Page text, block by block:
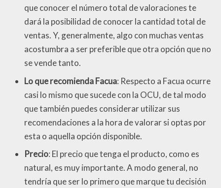
que conocer el número total de valoraciones te
dará la posibilidad de conocer la cantidad total de
ventas. Y, generalmente, algo con muchas ventas
acostumbra a ser preferible que otra opción que no
se vende tanto.
Lo que recomienda Facua: Respecto a Facua ocurre
casi lo mismo que sucede con la OCU, de tal modo
que también puedes considerar utilizar sus
recomendaciones a la hora de valorar si optas por
esta o aquella opción disponible.
Precio: El precio que tenga el producto, como es
natural, es muy importante. A modo general, no
tendría que ser lo primero que marque tu decisión